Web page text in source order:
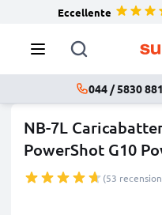
Eccellente
044 / 5830 881
NB-7L
PowerShot G10
più
(53